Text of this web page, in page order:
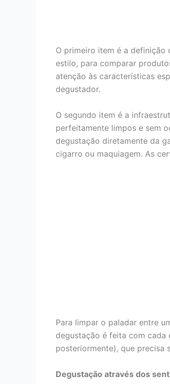
O primeiro item é a definição
estilo, para comparar
atenção às características
degustador.
O segundo item é a
perfeitamente limpos e sem
degustação diretamente da
cigarro ou maquiagem. As
Para limpar o paladar entre
degustação é feita com
posteriormente), que precisa
Degustação através dos